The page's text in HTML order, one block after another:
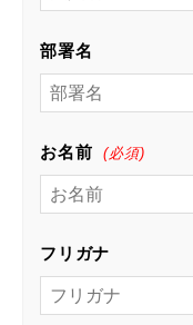
部署名
お名前 (必須)
フリガナ